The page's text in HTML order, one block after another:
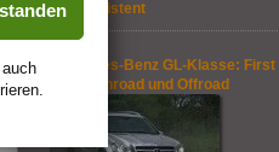
Fahrassistent
Mercedes-Benz GL-Klasse: First
Class Onroad und Offroad